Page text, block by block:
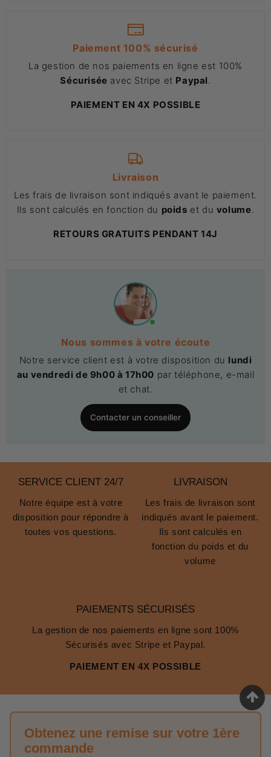
Paiement 100% sécurisé
La gestion de nos paiements en ligne est 100%
Sécurisée avec Stripe et Paypal
PAIEMENT EN 4X POSSIBLE
Livraison
Les frais de livraison sont indiqués avant le paiement.
Ils sont calculés en fonction du poids et du volume
RETOURS GRATUITS PENDANT 14J
Nous sommes à votre écoute
Notre service client est à votre disposition du lundi
au vendredi de 9h00 à 17h00 par téléphone, e-mail
et chat.
Contacter un conseiller
SERVICE CLIENT 24/7
Notre équipe est à votre
disposition pour répondre à
toutes vos questions.
LIVRAISON
Les frais de livraison sont
indiqués avant le paiement.
Ils sont calculés en
fonction du poids et du
volume
PAIEMENTS SÉCURISÉS
La gestion de nos paiements en ligne sont 100%
Sécurisés avec Stripe et Paypal.
PAIEMENT EN 4X POSSIBLE
Obtenez une remise sur votre 1ère
commande